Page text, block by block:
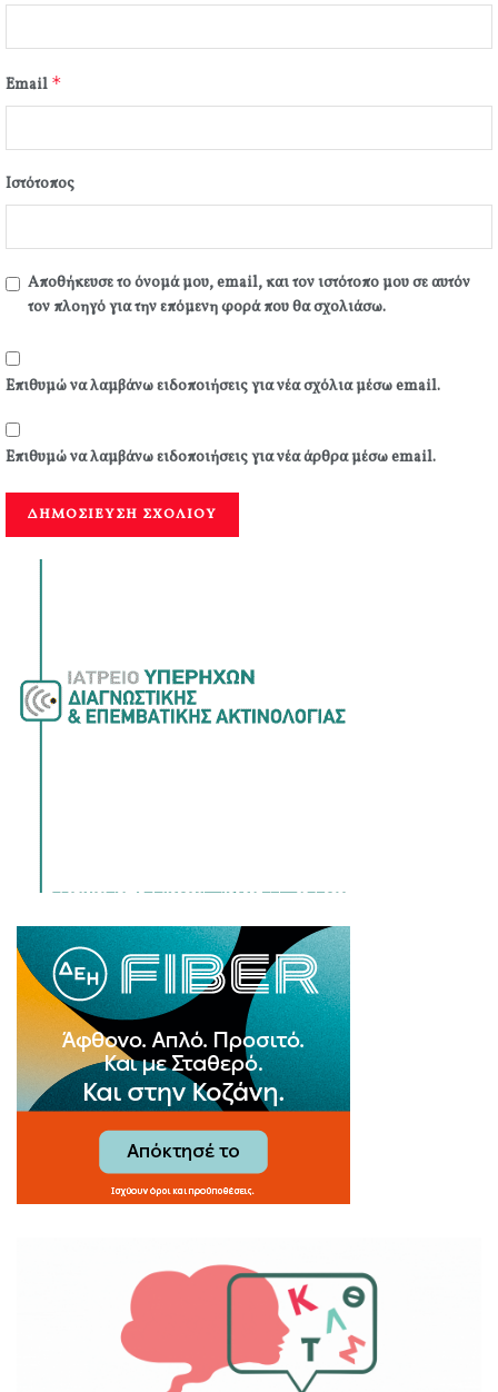
Email *
Ιστότοπος
Αποθήκευσε το όνομά μου, email, και τον ιστότοπο μου σε αυτόν
τον πλοηγό για την επόμενη φορά που θα σχολιάσω.
Επιθυμώ να λαμβάνω ειδοποιήσεις για νέα σχόλια μέσω email.
Επιθυμώ να λαμβάνω ειδοποιήσεις για νέα άρθρα μέσω email.